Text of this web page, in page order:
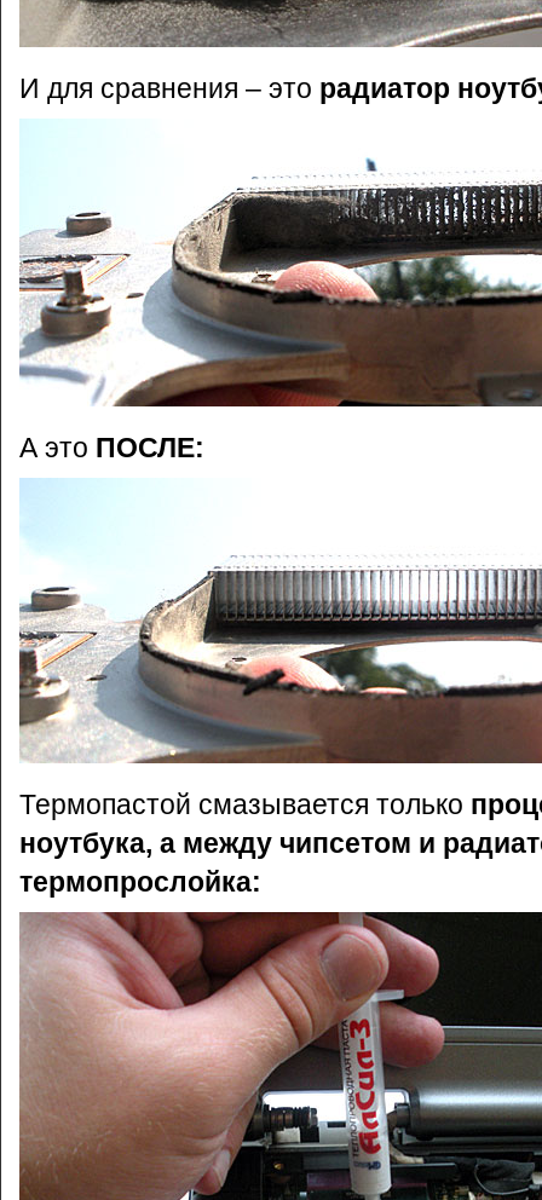
И для сравнения – это радиатор
А это ПОСЛЕ:
Термопастой смазывается только
ноутбука, а между чипсетом и
термопрослойка: